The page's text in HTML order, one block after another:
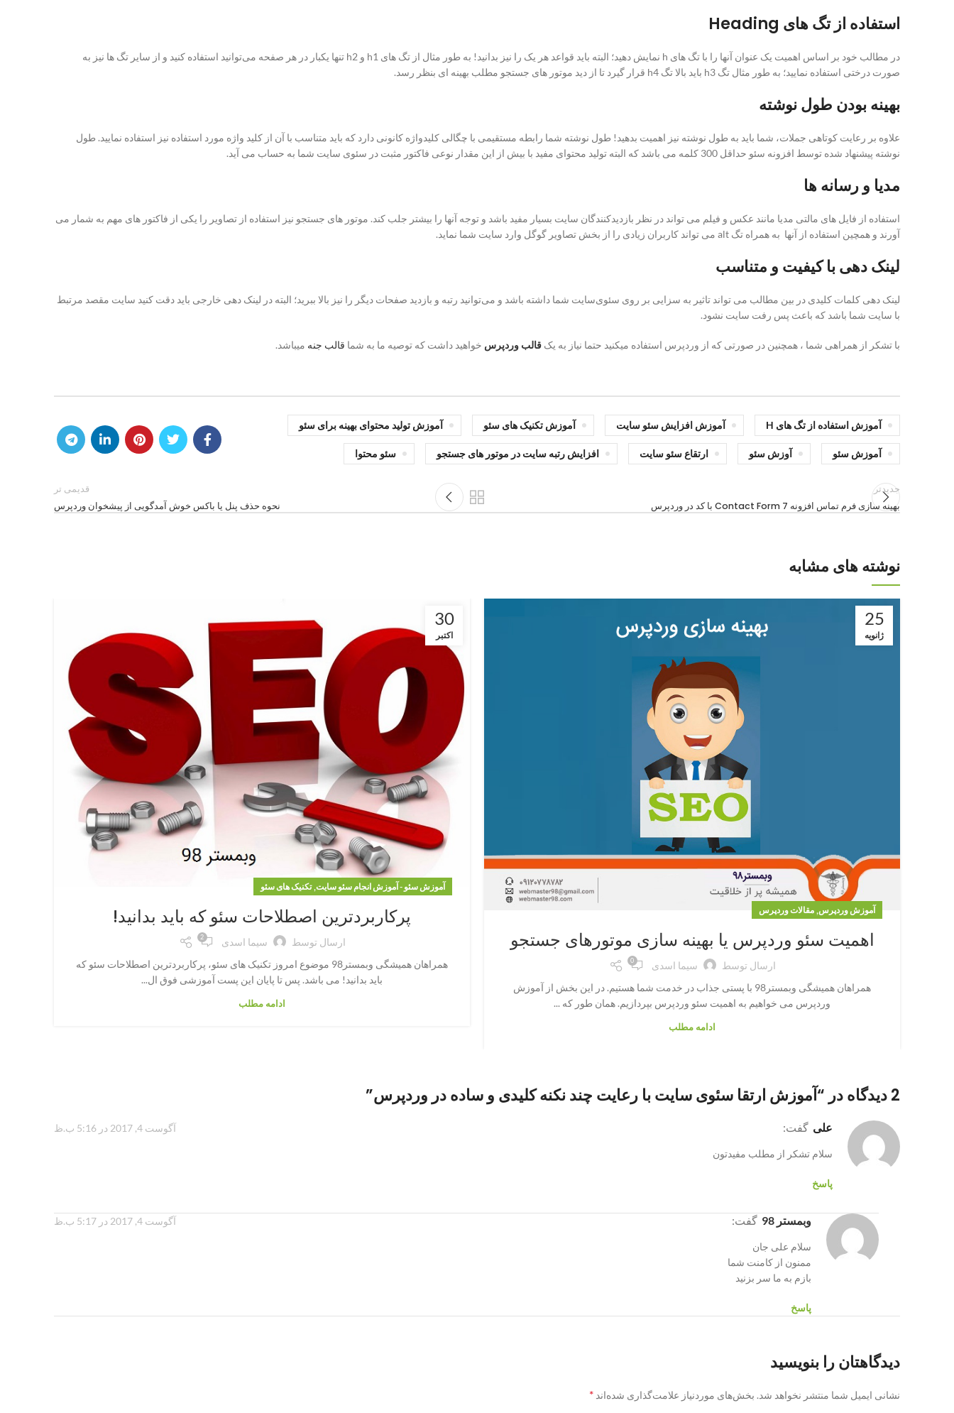
استفاده از تگ های Heading
در مطالب خود بر اساس اهمیت یک عنوان آنها را با تگ های h نمایش دهید؛ البته باید قواعد هر یک را نیز بدانید! به طور مثال از تگ های h1 و h2 تنها یکبار در هر صفحه می‌توانید استفاده کنید و از سایر تگ ها نیز به
صورت درختی استفاده نمایید؛ به طور مثال تگ h3 باید بالا تگ h4 قرار گیرد تا از دید موتور های جستجو مطلب بهینه ای بنظر رسد.
بهینه بودن طول نوشته
علاوه بر رعایت کوتاهی جملات، شما باید به طول نوشته نیز اهمیت بدهید! طول نوشته شما رابطه مستقیمی با چگالی کلیدواژه کانونی دارد که باید متناسب با آن از کلید واژه مورد استفاده نیز استفاده نمایید. طول
نوشته پیشنهاد شده توسط افزونه سئو حداقل 300 کلمه می باشد که البته تولید محتوای مفید با بیش از این مقدار نوعی فاکتور مثبت در سئوی سایت شما به حساب می آید.
مدیا و رسانه ها
استفاده از فایل های مالتی مدیا مانند عکس و فیلم می تواند در نظر بازدیدکنندگان سایت بسیار مفید باشد و توجه آنها را بیشتر جلب کند. موتور های جستجو نیز استفاده از تصاویر را یکی از فاکتور های مهم به شمار می
آورند و همچین استفاده از آنها به همراه تگ alt می تواند کاربران زیادی را از بخش تصاویر گوگل وارد سایت شما نماید.
لینک دهی با کیفیت و متناسب
لینک دهی کلمات کلیدی در بین‌ مطالب می تواند تاثیر به سزایی بر روی سئوی‌سایت شما داشته باشد و می‌توانید رتبه و بازدید صفحات دیگر را نیز بالا ببرید؛ البته در لینک دهی خارجی باید دقت کنید سایت مقصد مرتبط
با سایت شما باشد که باعث پس رفت سایت نشود.
با تشکر از همراهی شما ، همچنین در صورتی که از وردپرس استفاده میکنید حتما نیاز به یک قالب وردپرس خواهید داشت که توصیه ما به شما قالب جنه میباشد.
آموزش استفاده از تگ های H آموزش افزایش سئو سایت آموزش تکنیک های سئو آموزش تولید محتوای بهینه برای سئو
آموزش سئو آوزش سئو ارتقاع سئو سایت افزایش رتبه سایت در موتور های جستجو سئو محتوا
جدیدتر
بهینه سازی فرم تماس افزونه Contact Form 7 با کد در وردپرس
قدیمی تر
نحوه حذف پنل یا باکس خوش آمدگویی از پیشخوان وردپرس
نوشته های مشابه
25
ژانویه
آموزش وردپرس, مقالات وردپرس
اهمیت سئو وردپرس یا بهینه سازی موتورهای جستجو
ارسال توسط سیما اسدی 0
همراهان همیشگی وبمستر98 با پستی جذاب در خدمت شما هستیم. در این بخش از آموزش
وردپرس می خواهیم به اهمیت سئو وردپرس بپردازیم. همان طور که ...
ادامه مطلب
30
اکتبر
آموزش سئو - آموزش انجام سئو سایت,تکنیک های سئو
پرکاربردترین اصطلاحات سئو که باید بدانید!
ارسال توسط سیما اسدی 2
همراهان همیشگی وبمستر98 موضوع امروز تکنیک های سئو، پرکاربردترین اصطلاحات سئو که
باید بدانید! می باشد. پس تا پایان این پست آموزشی فوق ال...
ادامه مطلب
2 دیدگاه در “ آموزش ارتقا سئوی سایت با رعایت چند نکنه کلیدی و ساده در وردپرس”
علی گفت: آگوست 4, 2017 در 5:16 ب.ظ
سلام تشکر از مطلب مفیدتون
پاسخ
وبمستر 98 گفت: آگوست 4, 2017 در 5:17 ب.ظ
سلام علی جان
ممنون از کامنت شما
بازم به ما سر بزنید
پاسخ
دیدگاهتان را بنویسید
نشانی ایمیل شما منتشر نخواهد شد. بخش‌های موردنیاز علامت‌گذاری شده‌اند *